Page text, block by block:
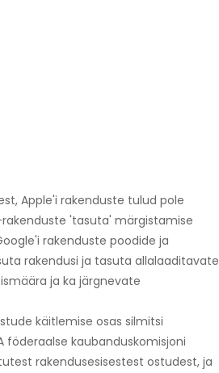
Apple'i rakenduste tulud pole
'tasuta' märgistamise
rakenduste poodide ja
rakendusi ja tasuta allalaaditavate
ja ka järgnevate
käitlemise osas silmitsi
föderaalse kaubanduskomisjoni
rakendusesisestest ostudest, ja